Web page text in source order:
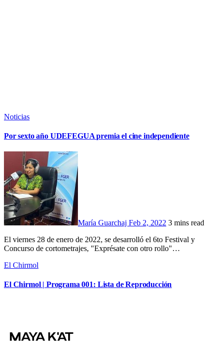
Noticias
Por sexto año UDEFEGUA premia el cine independiente
María Guarchaj Feb 2, 2022 3 mins read
El viernes 28 de enero de 2022, se desarrolló el 6to Festival y
Concurso de cortometrajes, "Exprésate con otro rollo"…
El Chirmol
El Chirmol | Programa 001: Lista de Reproducción